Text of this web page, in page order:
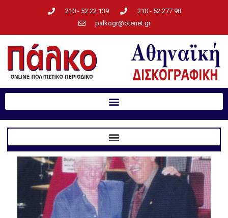
210 - 52 22 139
210 - 52 277 98
palkogr@otenet.gr